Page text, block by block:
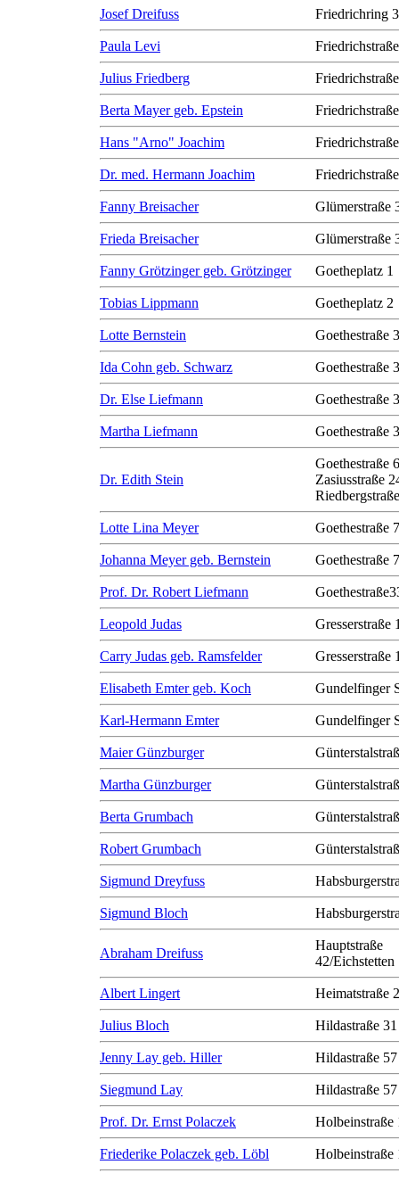
Josef Dreifuss Friedrichring
Paula Levi
Julius Friedberg
Berta Mayer geb. Epstein
Hans "Arno" Joachim
Dr. med. Hermann Joachim
Fanny Breisacher Glümerstraße
Frieda Breisacher Glümerstraße
Fanny Grötzinger geb. Grötzinger Goetheplatz 1
Tobias Lippmann Goetheplatz 2
Lotte Bernstein Goethestraße 3
Ida Cohn geb. Schwarz Goethestraße 3
Dr. Else Liefmann Goethestraße
Martha Liefmann Goethestraße
Dr. Edith Stein
Goethestraße
Zasiusstraße
Lotte Lina Meyer Goethestraße
Johanna Meyer geb. Bernstein Goethestraße
Prof. Dr. Robert Liefmann
Leopold Judas Gresserstraße
Carry Judas geb. Ramsfelder Gresserstraße
Elisabeth Emter geb. Koch Gundelfinger
Karl-Hermann Emter Gundelfinger
Maier Günzburger
Martha Günzburger
Berta Grumbach
Robert Grumbach
Sigmund Dreyfuss
Sigmund Bloch
Abraham Dreifuss
Hauptstraße
42/Eichstetten
Albert Lingert Heimatstraße 2
Julius Bloch Hildastraße 31
Jenny Lay geb. Hiller Hildastraße 57
Siegmund Lay Hildastraße 57
Prof. Dr. Ernst Polaczek Holbeinstraße
Friederike Polaczek geb. Löbl Holbeinstraße